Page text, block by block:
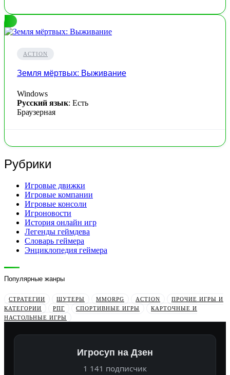
ACTION
Земля мёртвых: Выживание
Windows
Русский язык: Есть
Браузерная
Рубрики
Игровые движки
Игровые компании
Игровые консоли
Игроновости
История онлайн игр
Легенды геймдева
Словарь геймера
Энциклопедия геймера
Популярные жанры
СТРАТЕГИИ ШУТЕРЫ MMORPG ACTION
ПРОЧИЕ ИГРЫ И
КАТЕГОРИИ
РПГ СПОРТИВНЫЕ ИГРЫ
КАРТОЧНЫЕ И
НАСТОЛЬНЫЕ ИГРЫ
Игросуп на Дзен
1 141 подписчик